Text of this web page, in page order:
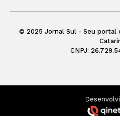
© 2025 Jornal Sul - Seu portal
CNPJ: